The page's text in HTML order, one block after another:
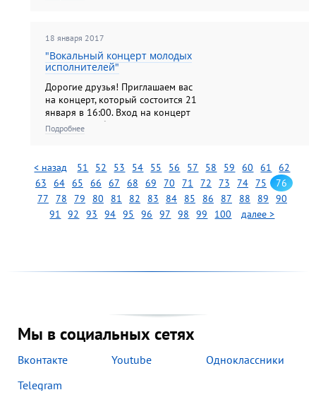
18 января 2017
"Вокальный концерт молодых
исполнителей"
Дорогие друзья! Приглашаем вас
на концерт, который состоится 21
января в 16:00. Вход на концерт
по входным билетам на выставку.
Подробнее
< назад 51 52 53 54 55 56 57 58 59 60 61
62
63
64 65 66 67 68 69 70 71 72 73 74 75
76
77
78 79 80 81 82 83 84 85 86 87 88 89
90
91
92 93 94 95 96 97 98 99 100 далее >
Мы в социальных сетях
Вконтакте Youtube
Одноклассники
Telegram